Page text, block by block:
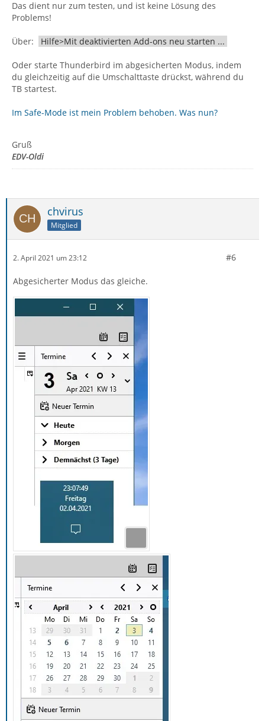
Das dient nur zum testen, und ist keine Lösung des
Problems!
Über: Hilfe>Mit deaktivierten Add-ons neu starten ...
Oder starte Thunderbird im abgesicherten Modus, indem
du gleichzeitig auf die Umschalttaste drückst, während du
TB startest.
Im Safe-Mode ist mein Problem behoben. Was nun?
Gruß
EDV-Oldi
chvirus
Mitglied
2. April 2021 um 23:12 #6
Abgesicherter Modus das gleiche.